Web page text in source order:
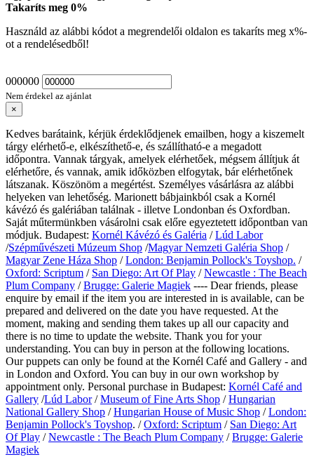
Takaríts meg 0%
Használd az alábbi kódot a megrendelői oldalon es takaríts meg x%-
ot a rendelésedből!
000000
Nem érdekel az ajánlat
×
Kedves barátaink, kérjük érdeklődjenek emailben, hogy a kiszemelt
tárgy elérhető-e, elkészíthető-e, és szállítható-e a megadott
időpontra. Vannak tárgyak, amelyek elérhetőek, mégsem állítjuk át
elérhetőre, és vannak, amik időközben elfogytak, bár elérhetőnek
látszanak. Köszönöm a megértést. Személyes vásárlásra az alábbi
helyeken van lehetőség. Marionett bábjainkból csak a Kornél
kávézó és galériában találnak - illetve Londonban és Oxfordban.
Saját műtermünkben vásárolni csak előre egyeztetett időpontban van
módjuk. Budapest: Kornél Kávézó és Galéria /Lúd Labor
/Szépművészeti Múzeum Shop /Magyar Nemzeti Galéria Shop /
Magyar Zene Háza Shop /London: Benjamin Pollock's Toyshop. /
Oxford: Scriptum / San Diego: Art Of Play /Newcastle : The Beach
Plum Company /Brugge: Galerie Magiek ---- Dear friends, please
enquire by email if the item you are interested in is available, can be
prepared and delivered on the date you have requested. At the
moment, making and sending them takes up all our capacity and
there is no time to update the website. Thank you for your
understanding. You can buy in person at the following locations.
Our puppets can only be found at the Kornél Café and Gallery - and
in London and Oxford. You can buy in our own workshop by
appointment only. Personal purchase in Budapest: Kornél Café and
Gallery /Lúd Labor/Museum of Fine Arts Shop /Hungarian
National Gallery Shop /Hungarian House of Music Shop /London:
Benjamin Pollock's Toyshop. /Oxford: Scriptum / San Diego: Art
Of Play /Newcastle : The Beach Plum Company /Brugge: Galerie
Magiek